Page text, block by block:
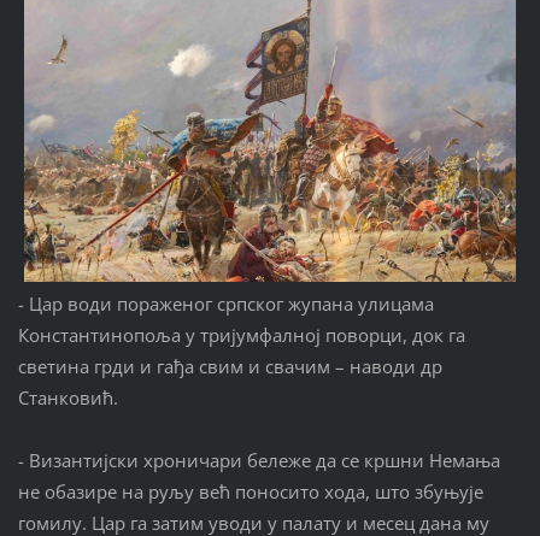
- Цар води пораженог српског жупана улицама
Константинопоља у тријумфалној поворци, док га
светина грди и гађа свим и свачим – наводи др
Станковић.
- Византијски хроничари бележе да се кршни Немања
не обазире на руљу већ поносито хода, што збуњује
гомилу. Цар га затим уводи у палату и месец дана му